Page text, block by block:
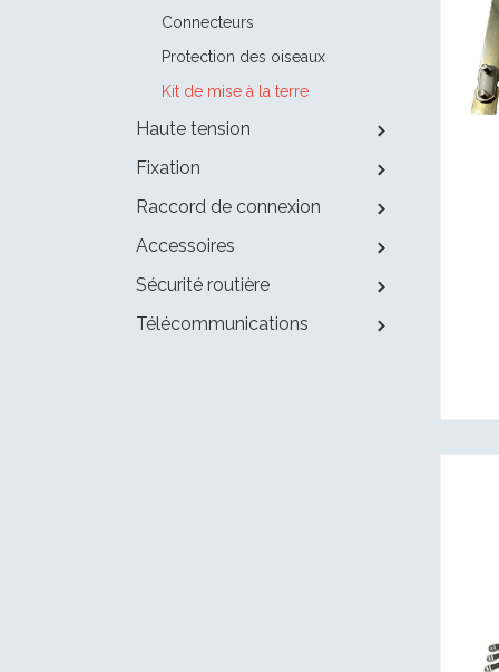
Connecteurs
Protection des oiseaux
Kit de mise à la terre
Haute tension
Fixation
Raccord de connexion
Accessoires
Sécurité routière
Télécommunications